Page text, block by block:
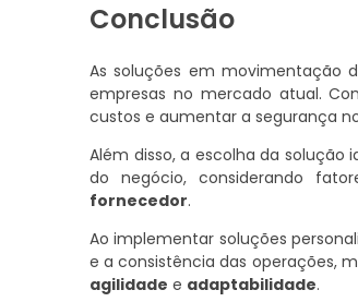
Conclusão
As soluções em movimentação
empresas no mercado atual.
custos e aumentar a segurança
Além disso, a escolha da solução
do negócio, considerando
fornecedor.
Ao implementar soluções
e a consistência das operações,
agilidade e adaptabilidade.